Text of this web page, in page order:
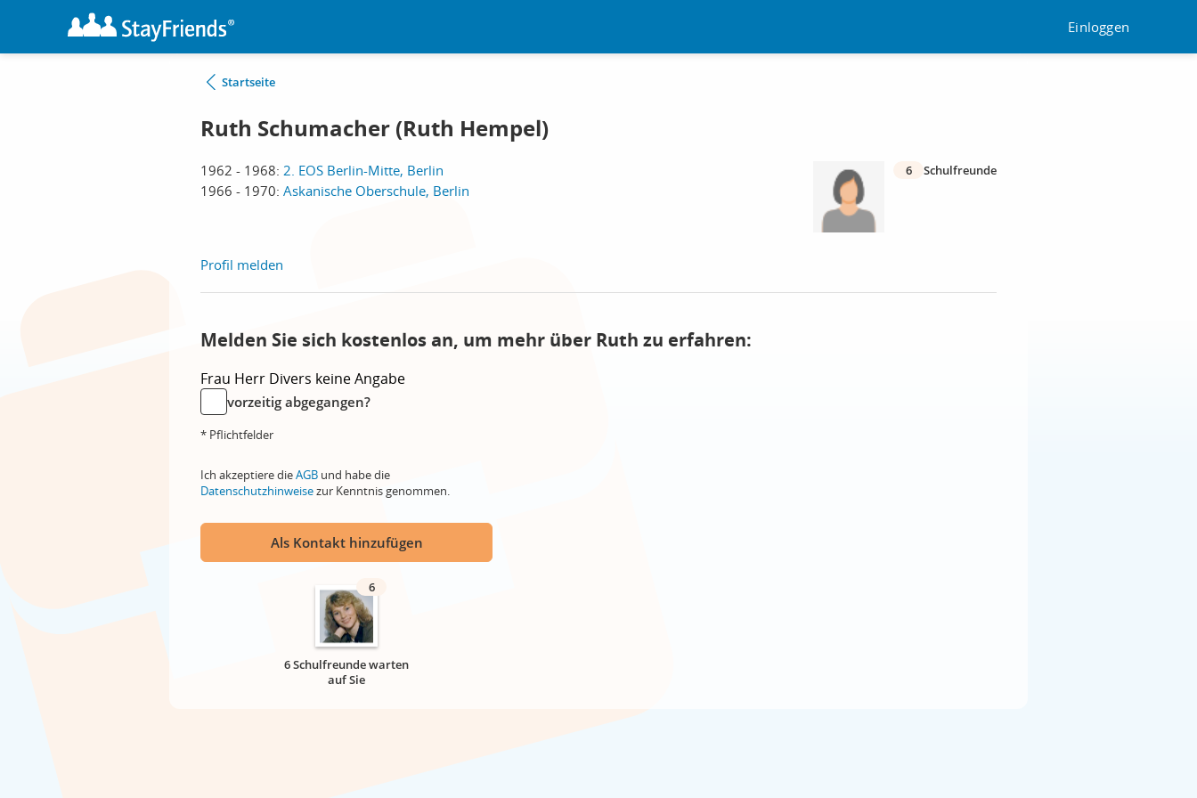
Einloggen
Startseite
Ruth Schumacher (Ruth Hempel)
1962 - 1968: 2. EOS Berlin-Mitte, Berlin
1966 - 1970: Askanische Oberschule, Berlin
6 Schulfreunde
Profil melden
Melden Sie sich kostenlos an, um mehr über Ruth zu erfahren:
Frau Herr Divers keine Angabe
vorzeitig abgegangen?
* Pflichtfelder
Ich akzeptiere dieAGB und habe die
Datenschutzhinweisezur Kenntnis genommen.
Als Kontakt hinzufügen
6
6 Schulfreunde warten
auf Sie